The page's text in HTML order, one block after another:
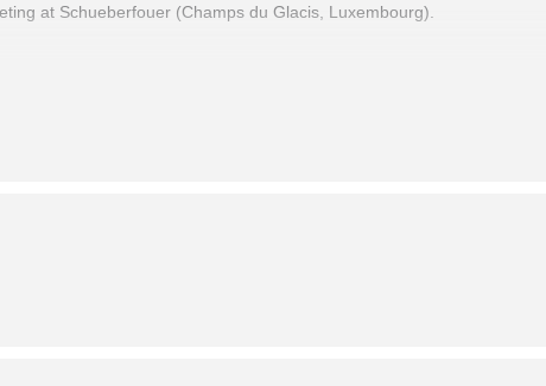
at Schueberfouer (Champs du Glacis, Luxembourg).